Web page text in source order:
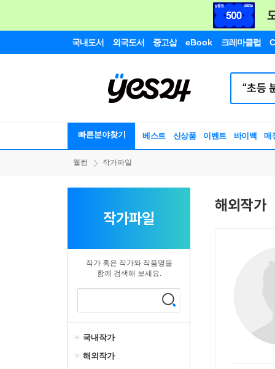
국내도서 외국도서 중고샵 eBook 크레마클럽
빠른분야찾기 베스트 신상품 이벤트 바이백 매
웰컴 작가파일
작가파일
작가 혹은 작가와 작품명을
함께 검색해 보세요.
국내작가
해외작가
해외작가